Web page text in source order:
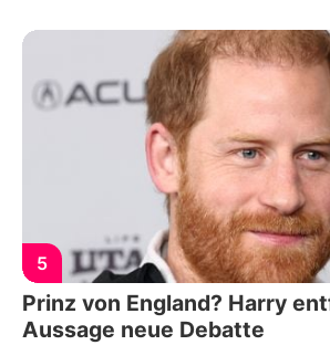
5
Prinz von England? Harry
Aussage neue Debatte